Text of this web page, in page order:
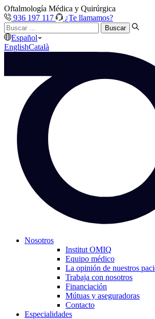
Oftalmología Médica y Quirúrgica
936 197 117
¿Te llamamos?
Buscar
…Español
EnglishCatalà
Nosotros
Institut OMIQ
Equipo médico
La opinión de nuestros
Trabaja con nosotros
Financiación
Mútuas y aseguradoras
Contacto
Especialidades